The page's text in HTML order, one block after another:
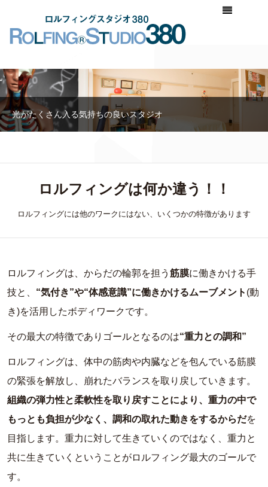
光がたくさん入る気持ちの良いスタジオ
ロルフィングは何か違う！！
ロルフィングには他のワークにはない、いくつかの特徴があります
ロルフィングは、からだの輪郭を担う 筋膜に働きかける手
技と、 “気付き”や“体感意識”に働きかけるムーブメント (動
き)を活用したボディワークです。
その最大の特徴でありゴールとなるのは“重力との調和”
ロルフィングは、体中の筋肉や内臓などを包んでいる筋膜
の緊張を解放し、崩れたバランスを取り戻していきます。
組織の弾力性と柔軟性を取り戻すことにより、重力の中で
もっとも負担が少なく、調和の取れた動きをするからだを
目指します。重力に対して生きていくのではなく、重力と
共に生きていくということがロルフィング最大のゴールで
す。